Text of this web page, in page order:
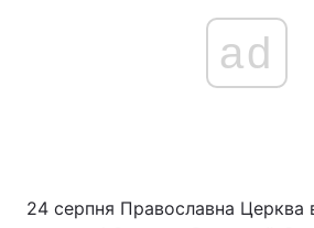
ad
24 серпня Православна Церква